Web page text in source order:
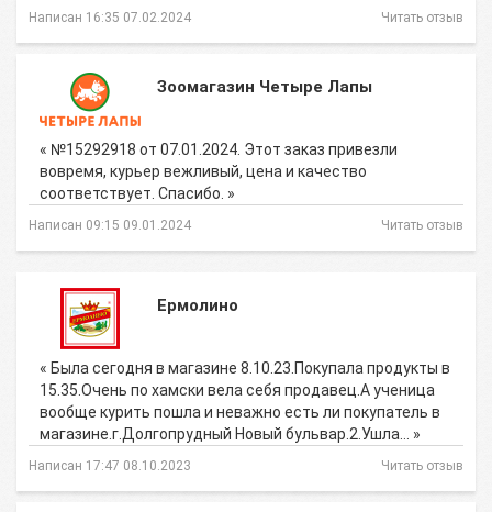
Написан 16:35 07.02.2024 Читать отзыв
Зоомагазин Четыре Лапы
« №15292918 от 07.01.2024. Этот заказ привезли
вовремя, курьер вежливый, цена и качество
соответствует. Спасибо. »
Написан 09:15 09.01.2024 Читать отзыв
Ермолино
« Была сегодня в магазине 8.10.23.Покупала продукты в
15.35.Очень по хамски вела себя продавец.А ученица
вообще курить пошла и неважно есть ли покупатель в
магазине.г.Долгопрудный Новый бульвар.2.Ушла… »
Написан 17:47 08.10.2023 Читать отзыв